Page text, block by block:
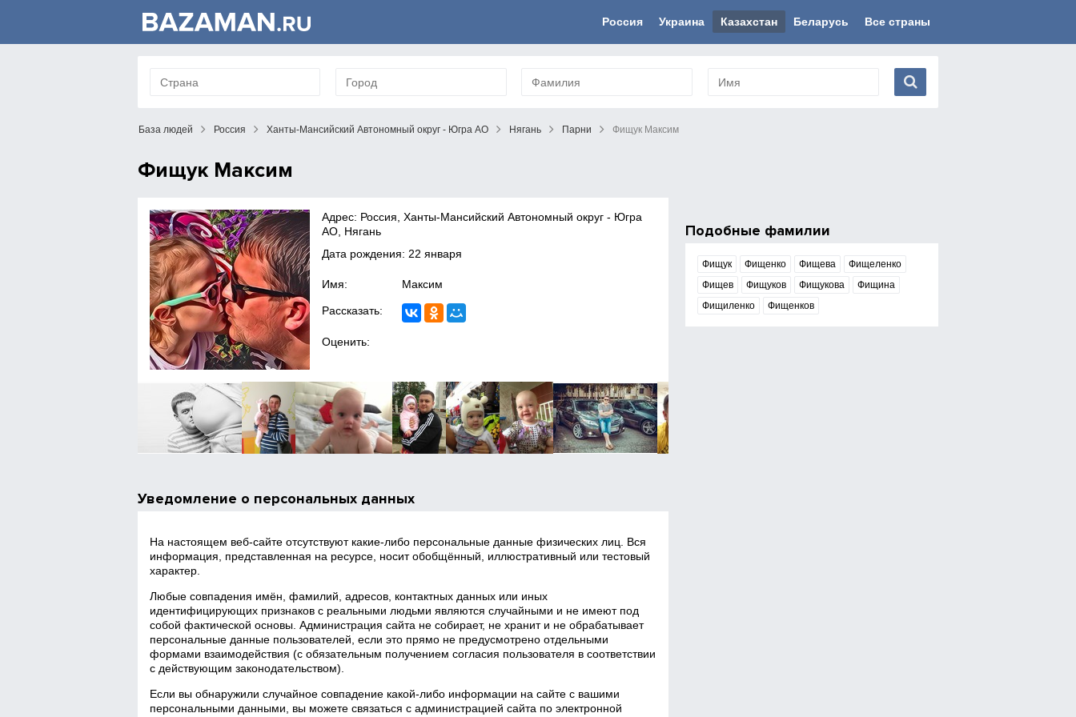
Россия Украина Казахстан Беларусь Все страны
База людей Россия Ханты-Мансийский Автономный округ - Югра АО Нягань Парни Фищук Максим
Фищук Максим
Адрес: Россия, Ханты-Мансийский Автономный округ - Югра
АО, Нягань
Дата рождения: 22 января
Имя: Максим
Рассказать:
Оценить:
Уведомление о персональных данных
На настоящем веб‑сайте отсутствуют какие‑либо персональные данные физических лиц. Вся
информация, представленная на ресурсе, носит обобщённый, иллюстративный или тестовый
характер.
Любые совпадения имён, фамилий, адресов, контактных данных или иных
идентифицирующих признаков с реальными людьми являются случайными и не имеют под
собой фактической основы. Администрация сайта не собирает, не хранит и не обрабатывает
персональные данные пользователей, если это прямо не предусмотрено отдельными
формами взаимодействия (с обязательным получением согласия пользователя в соответствии
с действующим законодательством).
Если вы обнаружили случайное совпадение какой‑либо информации на сайте с вашими
персональными данными, вы можете связаться с администрацией сайта по электронной
Подобные фамилии
Фищук Фищенко Фищева
Фищеленко
Фищев
Фищуков Фищукова
Фищина
Фищиленко
Фищенков